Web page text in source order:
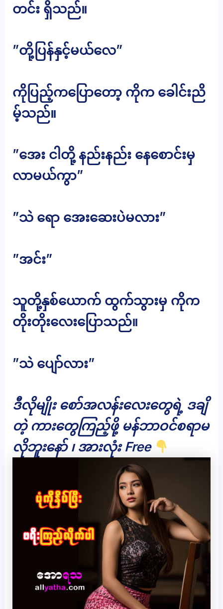
တင်း ရှိသည်။
”တို့ပြန်နှင့်မယ်လေ”
ကိုပြည့်ကပြောတော့ ကိုက ခေါင်းညိ
မ့်သည်။
”အေး ငါတို့ နည်းနည်း နေစောင်းမှ
လာမယ်ကွာ”
”သဲ ရော အေးဆေးပဲမလား”
”အင်း”
သူတို့နှစ်ယောက် ထွက်သွားမှ ကိုက
တိုးတိုးလေးပြောသည်။
”သဲ ပျော်လား”
ဒီလိုမျိုး စော်အလန်းလေးတွေရဲ့ ဒချိ
တဲ့ ကားတွေကြည့်ဖို့ မန်ဘာဝင်စရာမ
လိုဘူးနော် ၊ အားလုံး Free